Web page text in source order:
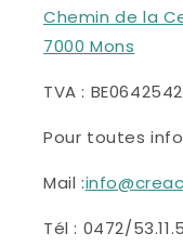
Chemin de la
7000 Mons
TVA :
Pour toutes
Mail :
Tél : 0472/